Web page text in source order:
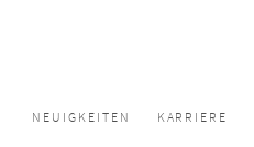
NEUIGKEITEN KARRIERE